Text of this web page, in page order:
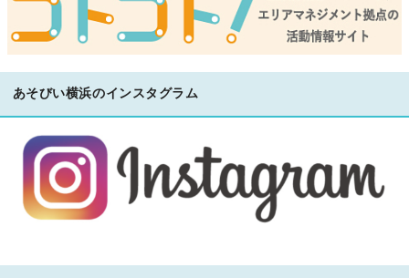
あそびい横浜のインスタグラム